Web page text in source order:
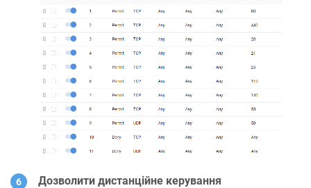
Дозволити дистанційне керування